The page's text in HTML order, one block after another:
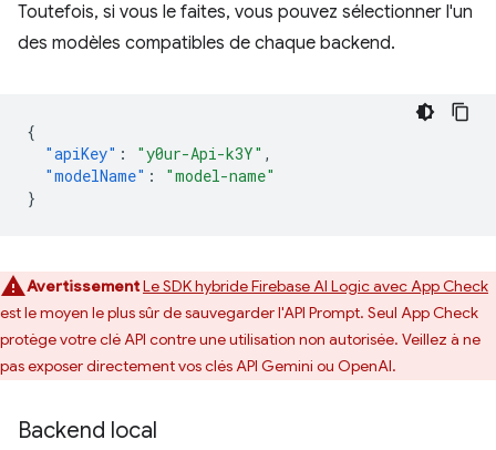
Toutefois, si vous le faites, vous pouvez sélectionner l'un
des modèles compatibles de chaque backend.
{
"apiKey" : "y0ur-Api-k3Y" ,
"modelName" :
"model-name"
}
AvertissementLe SDK hybride Firebase AI Logic avec App Check
est le moyen le plus sûr de sauvegarder l'API Prompt. Seul App Check
protège votre clé API contre une utilisation non autorisée. Veillez à ne
pas exposer directement vos clés API Gemini ou OpenAI.
Backend local